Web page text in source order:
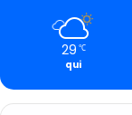
29 ℃
qui